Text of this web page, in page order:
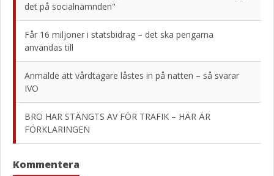
det på socialnämnden"
Får 16 miljoner i statsbidrag – det ska pengarna
användas till
Anmälde att vårdtagare låstes in på natten – så svarar
IVO
BRO HAR STÄNGTS AV FÖR TRAFIK – HÄR ÄR
FÖRKLARINGEN
Kommentera